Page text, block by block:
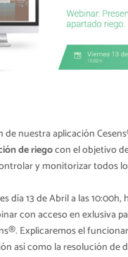
de nuestra aplicación
de riegocon el objetivo
y monitorizar todos
día 13 de Abril a las 10:00h,
con acceso en exlusiva
Explicaremos el
así como la resolución de